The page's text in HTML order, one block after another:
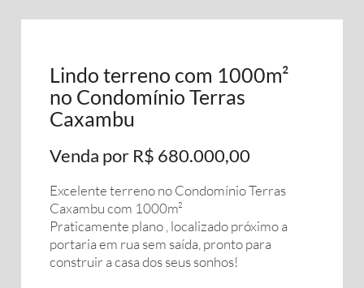
Lindo terreno com 1000m²
no Condomínio Terras
Caxambu
Venda por R$ 680.000,00
Excelente terreno no Condomínio Terras
Caxambu com 1000m²
Praticamente plano , localizado próximo a
portaria em rua sem saída, pronto para
construir a casa dos seus sonhos!